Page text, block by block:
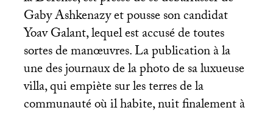
Gaby Ashkenazy et pousse son candidat
Yoav Galant, lequel est accusé de toutes
sortes de manœuvres. La publication à la
une des journaux de la photo de sa luxueuse
villa, qui empiète sur les terres de la
communauté où il habite, nuit finalement à